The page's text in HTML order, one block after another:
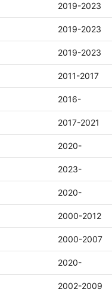
2019-2023
2019-2023
2019-2023
2011-2017
2016-
2017-2021
2020-
2023-
2020-
2000-2012
2000-2007
2020-
2002-2009